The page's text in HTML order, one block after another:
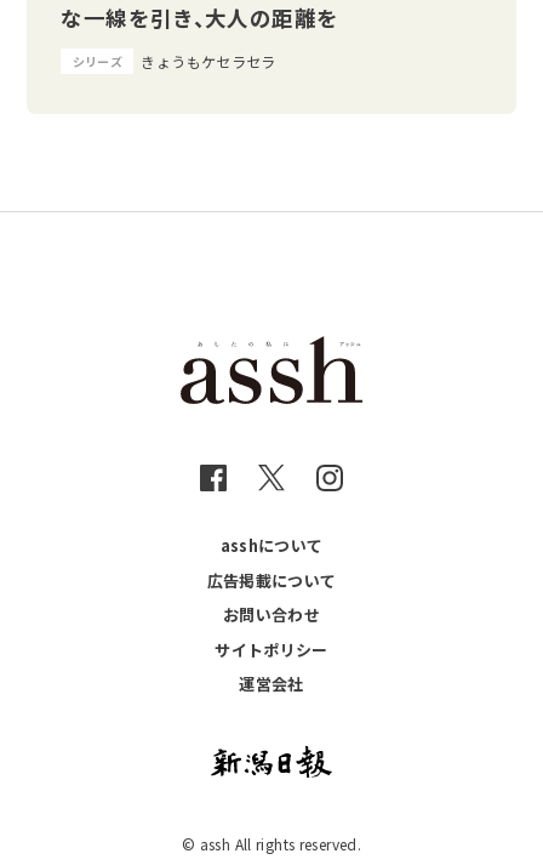
な一線を引き、大人の距離を
シリーズ きょうもケセラセラ
asshについて
広告掲載について
お問い合わせ
サイトポリシー
運営会社
© assh All rights reserved.